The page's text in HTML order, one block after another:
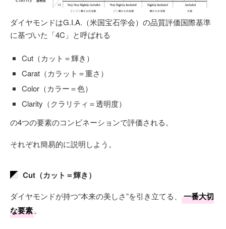
ダイヤモンドはG.I.A.（米国宝石学会）の品質評価国際基準
に基づいた「4C」と呼ばれる
Cut（カット＝輝き）
Carat（カラット＝重さ）
Color（カラー＝色）
Clarity（クラリティ＝透明度）
の4つの要素のコンビネーションで評価される。
それぞれ簡易的に説明しよう。
Cut（カット＝輝き）
ダイヤモンドが持つ“本来の美しさ”を引き立てる、
一番大切
な要素。